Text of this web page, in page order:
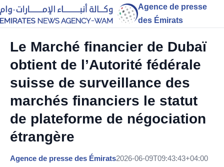
Agence de presse
des Émirats
Le Marché financier de Dubaï
obtient de l’Autorité fédérale
suisse de surveillance des
marchés financiers le statut
de plateforme de négociation
étrangère
Agence de presse des Émirats2026-06-09T09:43:43+04:00